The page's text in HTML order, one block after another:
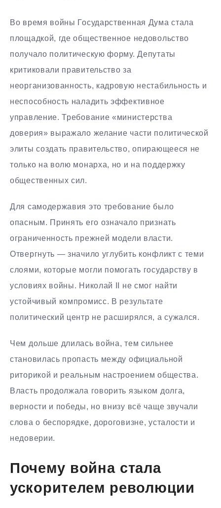
Во время войны Государственная Дума стала
площадкой, где общественное недовольство
получало политическую форму. Депутаты
критиковали правительство за
неорганизованность, кадровую нестабильность и
неспособность наладить эффективное
управление. Требование «министерства
доверия» выражало желание части политической
элиты создать правительство, опирающееся не
только на волю монарха, но и на поддержку
общественных сил.
Для самодержавия это требование было
опасным. Принять его означало признать
ограниченность прежней модели власти.
Отвергнуть — значило углубить конфликт с теми
слоями, которые могли помогать государству в
условиях войны. Николай II не смог найти
устойчивый компромисс. В результате
политический центр не расширялся, а сужался.
Чем дольше длилась война, тем сильнее
становилась пропасть между официальной
риторикой и реальным настроением общества.
Власть продолжала говорить языком долга,
верности и победы, но внизу всё чаще звучали
слова о беспорядке, дороговизне, усталости и
недоверии.
Почему война стала
ускорителем революции